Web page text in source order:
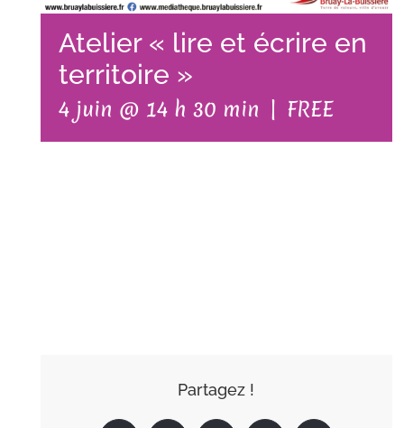
Atelier « lire et écrire en
territoire »
4 juin @ 14 h 30 min | FREE
Partagez !